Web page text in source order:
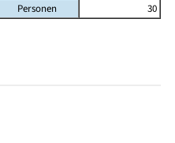
Personen 30